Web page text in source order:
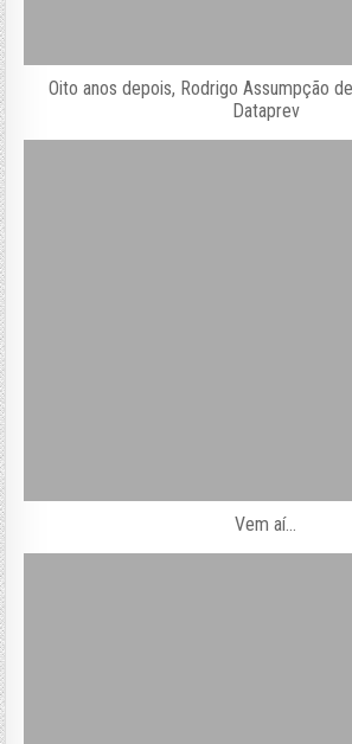
Oito anos depois, Rodrigo Assumpção
Dataprev
Vem aí…